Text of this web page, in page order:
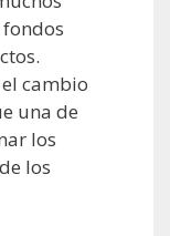
cambio
una de
los
los